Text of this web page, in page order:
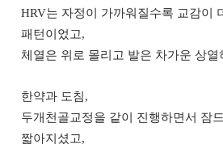
HRV는 자정이 가까워질수록 교감이
패턴이었고,
체열은 위로 몰리고 발은 차가운 상
한약과 도침,
두개천골교정을 같이 진행하면서 잠
짧아지셨고,